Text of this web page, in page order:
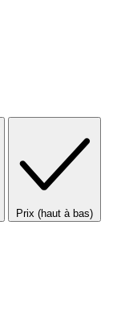
Prix (haut à bas)